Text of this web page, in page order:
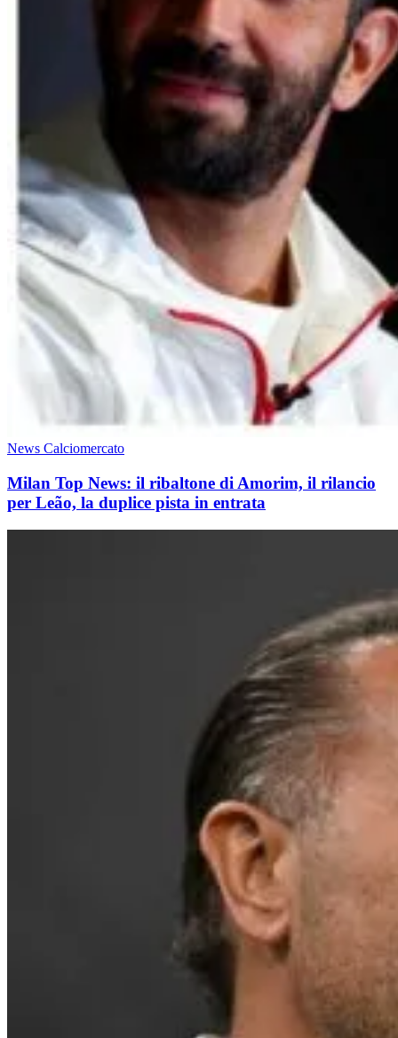
News Calciomercato
Milan Top News: il ribaltone di Amorim, il rilancio
per Leão, la duplice pista in entrata